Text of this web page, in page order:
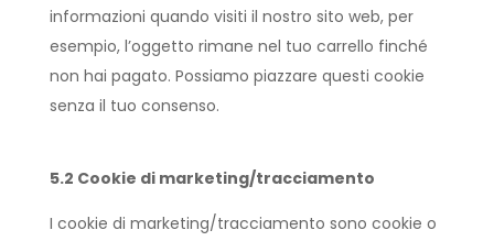
informazioni quando visiti il nostro sito web, per
esempio, l’oggetto rimane nel tuo carrello finché
non hai pagato. Possiamo piazzare questi cookie
senza il tuo consenso.
5.2 Cookie di marketing/tracciamento
I cookie di marketing/tracciamento sono cookie o